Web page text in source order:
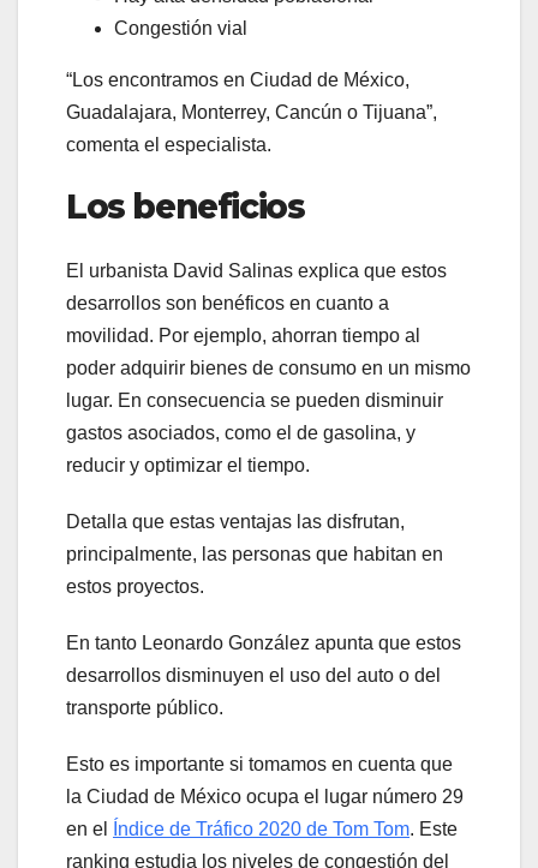
Congestión vial
“Los encontramos en Ciudad de México,
Guadalajara, Monterrey, Cancún o Tijuana”,
comenta el especialista.
Los beneficios
El urbanista David Salinas explica que estos
desarrollos son benéficos en cuanto a
movilidad. Por ejemplo, ahorran tiempo al
poder adquirir bienes de consumo en un mismo
lugar. En consecuencia se pueden disminuir
gastos asociados, como el de gasolina, y
reducir y optimizar el tiempo.
Detalla que estas ventajas las disfrutan,
principalmente, las personas que habitan en
estos proyectos.
En tanto Leonardo González apunta que estos
desarrollos disminuyen el uso del auto o del
transporte público.
Esto es importante si tomamos en cuenta que
la Ciudad de México ocupa el lugar número 29
en el
Índice de Tráfico 2020 de Tom Tom. Este
ranking estudia los niveles de congestión del